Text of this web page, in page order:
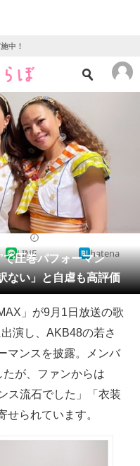
中！
ース
ズ
・育児
ーチ
圧巻パフォーマン
い」と自虐も高評価
LINE hatena
」が9月1日放送の歌
演し、AKB48の若さ
マンスを披露。メンバ
たが、ファンからは
ス流石でした」「衣装
られています。